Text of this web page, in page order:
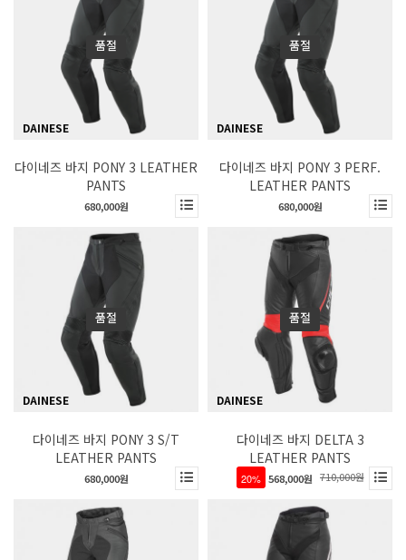
품절
DAINESE
다이네즈 바지 PONY 3 LEATHER
PANTS
680,000원
품절
DAINESE
다이네즈 바지 PONY 3 PERF.
LEATHER PANTS
680,000원
품절
DAINESE
다이네즈 바지 PONY 3 S/T
LEATHER PANTS
680,000원
품절
DAINESE
다이네즈 바지 DELTA 3
LEATHER PANTS
20% 568,000원 710,000원